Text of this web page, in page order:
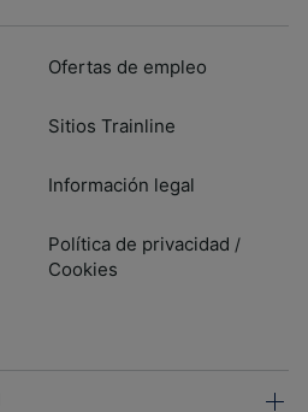
Ofertas de empleo
Sitios Trainline
Información legal
Política de privacidad /
Cookies